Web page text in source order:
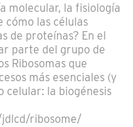
molecular, la fisiología
cómo las células
de proteínas? En el
parte del grupo de
Ribosomas que
más esenciales (y
celular: la biogénesis
ribosome/